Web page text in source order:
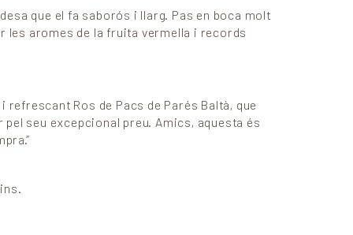
que el fa saborós i llarg. Pas en boca molt
les aromes de la fruita vermella i records
refrescant Ros de Pacs de Parés Baltà, que
pel seu excepcional preu. Amics, aquesta és